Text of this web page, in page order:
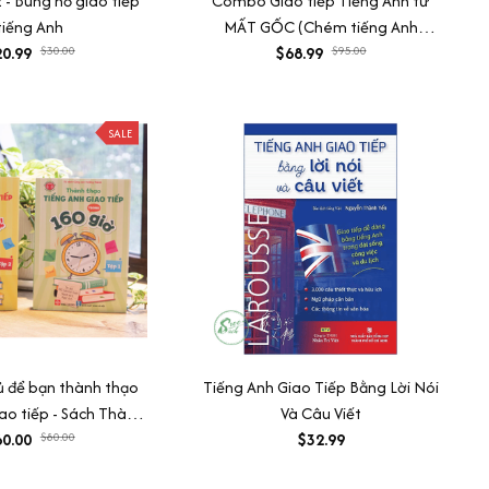
Anh
$30.00
MẤT GỐC (Chém tiếng Anh
không cần động não + Đối đáp
$68.99 $95.00
SALE
để bạn thành thạo
tiếp - Sách Thành
giao tiếp trong
$80.00
Tiếng Anh Giao Tiếp Bằng Lời Nói
Và Câu Viết
$32.99